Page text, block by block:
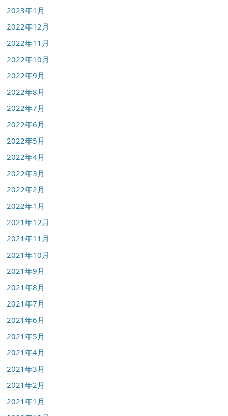
2023年1月
2022年12月
2022年11月
2022年10月
2022年9月
2022年8月
2022年7月
2022年6月
2022年5月
2022年4月
2022年3月
2022年2月
2022年1月
2021年12月
2021年11月
2021年10月
2021年9月
2021年8月
2021年7月
2021年6月
2021年5月
2021年4月
2021年3月
2021年2月
2021年1月